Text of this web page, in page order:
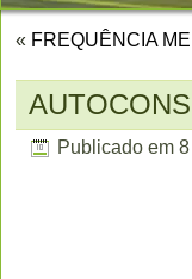
« FREQUÊNCIA
Publicado em